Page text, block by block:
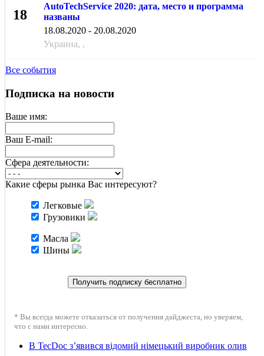
18
AutoTechService 2020: дата, место и программа
названы
18.08.2020 - 20.08.2020
Украина, ,
Все события
Подписка на новости
Ваше имя:
Ваш E-mail:
Cфера деятельности:
Какие сферы рынка Вас интересуют?
Легковые
Грузовики
Масла
Шины
* Вы всегда можете отказаться от получения дайджеста, но уверяем,
что с нами интересно.
В TecDoc з’явився відомий німецький виробник олив